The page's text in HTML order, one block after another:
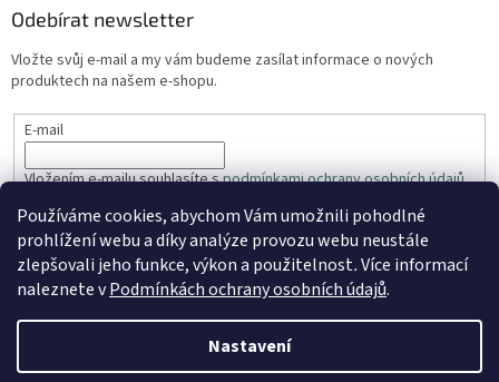
Používáme cookies, abychom Vám umožnili pohodlné
prohlížení webu a díky analýze provozu webu neustále
zlepšovali jeho funkce, výkon a použitelnost.Více informací
naleznete vPodmínkách ochrany osobních údajů.
Nastavení
Odebírat newsletter
Vložte svůj e-mail a my vám budeme zasílat informace o nových
produktech na našem e-shopu.
E-mail
Vložením e-mailu souhlasíte spodmínkami ochrany osobních údajů
PŘIHLÁSIT SE